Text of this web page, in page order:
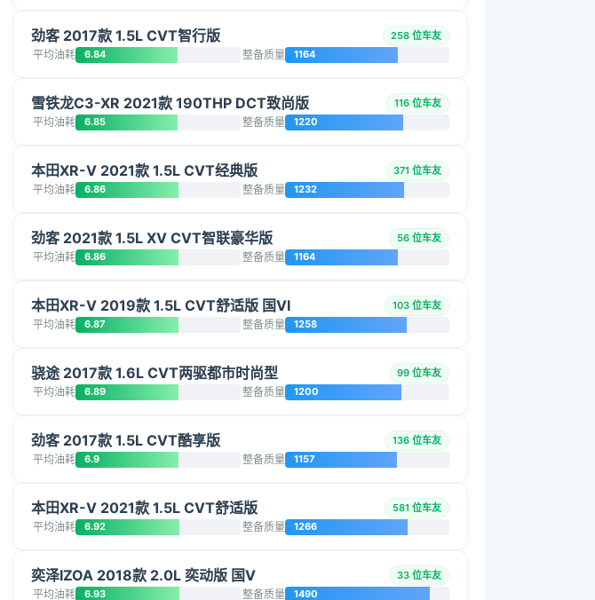
劲客 2017款 1.5L CVT智行版 258 位车友
平均油耗 6.84 整备质量 1164
雪铁龙C3-XR 2021款 190THP DCT致尚版 116 位车友
平均油耗 6.85 整备质量 1220
本田XR-V 2021款 1.5L CVT经典版 371 位车友
平均油耗 6.86 整备质量 1232
劲客 2021款 1.5L XV CVT智联豪华版 56 位车友
平均油耗 6.86 整备质量 1164
本田XR-V 2019款 1.5L CVT舒适版 国VI 103 位车友
平均油耗 6.87 整备质量 1258
骁途 2017款 1.6L CVT两驱都市时尚型 99 位车友
平均油耗 6.89 整备质量 1200
劲客 2017款 1.5L CVT酷享版 136 位车友
平均油耗 6.9 整备质量 1157
本田XR-V 2021款 1.5L CVT舒适版 581 位车友
平均油耗 6.92 整备质量 1266
奕泽IZOA 2018款 2.0L 奕动版 国V 33 位车友
平均油耗 6.93 整备质量 1490